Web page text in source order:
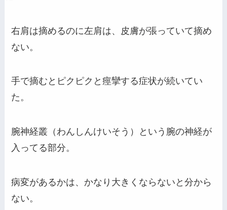
右肩は摘めるのに左肩は、皮膚が張っていて摘め
ない。
手で摘むとピクピクと痙攣する症状が続いてい
た。
腕神経叢（わんしんけいそう）という腕の神経が
入ってる部分。
病変があるかは、かなり大きくならないと分から
ない。